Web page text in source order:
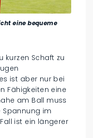
eine bequeme
kurzen Schaft zu
ist aber nur bei
Fähigkeiten eine
am Ball muss
im
ist ein längerer